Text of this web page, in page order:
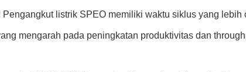
listrik SPEO memiliki waktu siklus yang lebih
mengarah pada peningkatan produktivitas dan